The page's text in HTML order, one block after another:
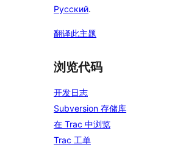
Русский.
翻译此主题
浏览代码
开发日志
Subversion 存储库
在 Trac 中浏览
Trac 工单